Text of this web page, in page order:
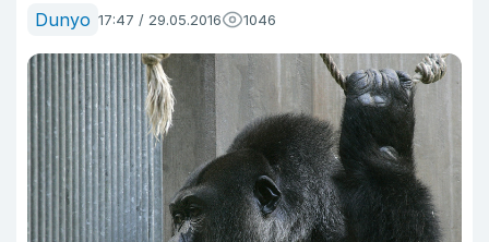
Dunyo 17:47 / 29.05.2016 1046